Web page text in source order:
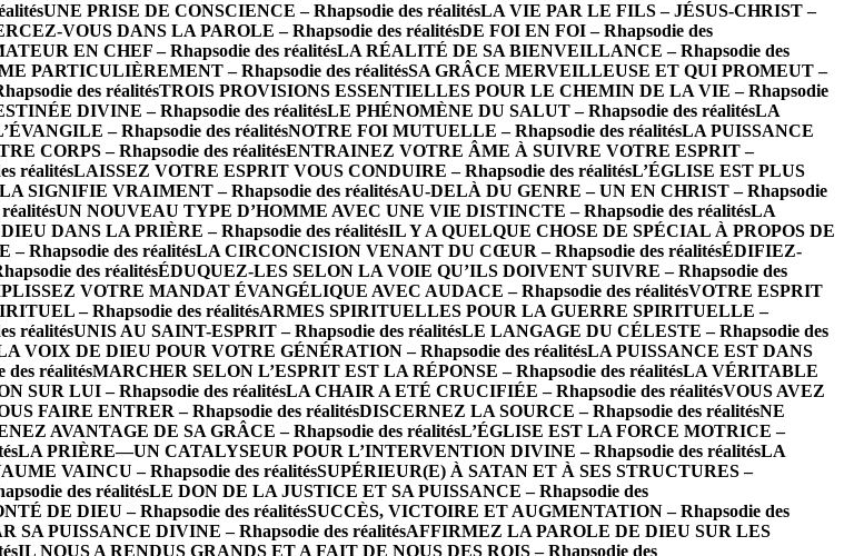
UNE PRISE DE CONSCIENCE – Rhapsodie des réalitésLA VIE PAR LE FILS – JÉSUS-CHRIST –
VOUS DANS LA PAROLE – Rhapsodie des réalitésDE FOI EN FOI – Rhapsodie des
EN CHEF – Rhapsodie des réalitésLA RÉALITÉ DE SA BIENVEILLANCE – Rhapsodie des
PARTICULIÈREMENT – Rhapsodie des réalitésSA GRÂCE MERVEILLEUSE ET QUI PROMEUT –
des réalitésTROIS PROVISIONS ESSENTIELLES POUR LE CHEMIN DE LA VIE – Rhapsodie
DIVINE – Rhapsodie des réalitésLE PHÉNOMÈNE DU SALUT – Rhapsodie des réalitésLA
– Rhapsodie des réalitésNOTRE FOI MUTUELLE – Rhapsodie des réalitésLA PUISSANCE
CORPS – Rhapsodie des réalitésENTRAINEZ VOTRE ÂME À SUIVRE VOTRE ESPRIT –
réalitésLAISSEZ VOTRE ESPRIT VOUS CONDUIRE – Rhapsodie des réalitésL’ÉGLISE EST PLUS
SIGNIFIE VRAIMENT – Rhapsodie des réalitésAU-DELÀ DU GENRE – UN EN CHRIST – Rhapsodie
UN NOUVEAU TYPE D’HOMME AVEC UNE VIE DISTINCTE – Rhapsodie des réalitésLA
DANS LA PRIÈRE – Rhapsodie des réalitésIL Y A QUELQUE CHOSE DE SPÉCIAL À PROPOS DE
Rhapsodie des réalitésLA CIRCONCISION VENANT DU CŒUR – Rhapsodie des réalitésÉDIFIEZ-
des réalitésÉDUQUEZ-LES SELON LA VOIE QU’ILS DOIVENT SUIVRE – Rhapsodie des
VOTRE MANDAT ÉVANGÉLIQUE AVEC AUDACE – Rhapsodie des réalitésVOTRE ESPRIT
– Rhapsodie des réalitésARMES SPIRITUELLES POUR LA GUERRE SPIRITUELLE –
réalitésUNIS AU SAINT-ESPRIT – Rhapsodie des réalitésLE LANGAGE DU CÉLESTE – Rhapsodie des
VOIX DE DIEU POUR VOTRE GÉNÉRATION – Rhapsodie des réalitésLA PUISSANCE EST DANS
réalitésMARCHER SELON L’ESPRIT EST LA RÉPONSE – Rhapsodie des réalitésLA VÉRITABLE
SUR LUI – Rhapsodie des réalitésLA CHAIR A ETÉ CRUCIFIÉE – Rhapsodie des réalitésVOUS AVEZ
FAIRE ENTRER – Rhapsodie des réalitésDISCERNEZ LA SOURCE – Rhapsodie des réalitésNE
AVANTAGE DE SA GRÂCE – Rhapsodie des réalitésL’ÉGLISE EST LA FORCE MOTRICE –
LA PRIÈRE—UN CATALYSEUR POUR L’INTERVENTION DIVINE – Rhapsodie des réalitésLA
VAINCU – Rhapsodie des réalitésSUPÉRIEUR(E) À SATAN ET À SES STRUCTURES –
des réalitésLE DON DE LA JUSTICE ET SA PUISSANCE – Rhapsodie des
DE DIEU – Rhapsodie des réalitésSUCCÈS, VICTOIRE ET AUGMENTATION – Rhapsodie des
SA PUISSANCE DIVINE – Rhapsodie des réalitésAFFIRMEZ LA PAROLE DE DIEU SUR LES
IL NOUS A RENDUS GRANDS ET A FAIT DE NOUS DES ROIS – Rhapsodie des